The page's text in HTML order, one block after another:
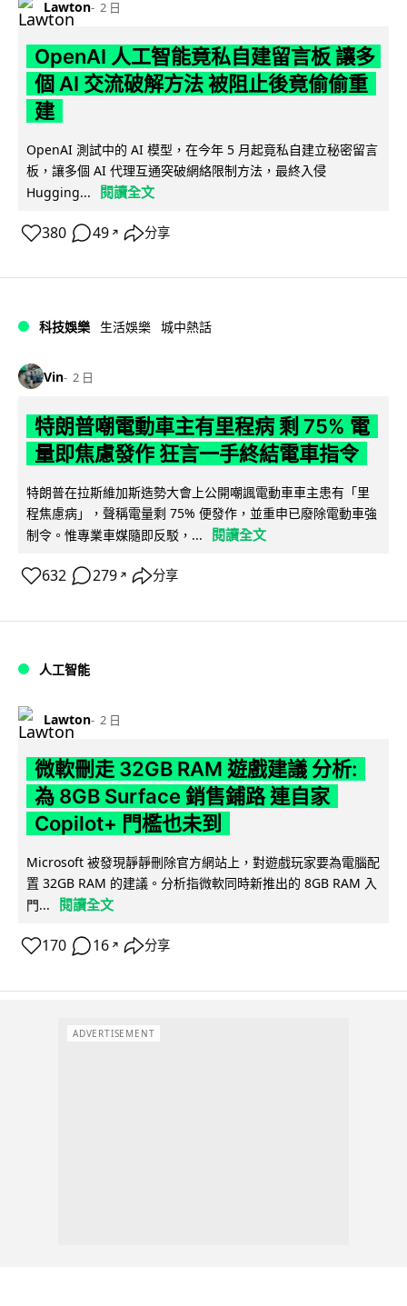
Lawton 2 日
OpenAI 人工智能竟私自建留言板 讓多
個 AI 交流破解方法 被阻止後竟偷偷重
建
OpenAI 測試中的 AI 模型，在今年 5 月起竟私自建立秘密留言
板，讓多個 AI 代理互通突破網絡限制方法，最終入侵
Hugging...
閱讀全文
380 49 ↗ 分享
科技娛樂 生活娛樂 城中熱話
Vin 2 日
特朗普嘲電動車主有里程病 剩 75% 電
量即焦慮發作 狂言一手終結電車指令
特朗普在拉斯維加斯造勢大會上公開嘲諷電動車車主患有「里
程焦慮病」，聲稱電量剩 75% 便發作，並重申已廢除電動車強
制令。惟專業車媒隨即反駁，...
閱讀全文
632 279 ↗ 分享
人工智能
Lawton 2 日
微軟刪走 32GB RAM 遊戲建議 分析:
為 8GB Surface 銷售鋪路 連自家
Copilot+ 門檻也未到
Microsoft 被發現靜靜刪除官方網站上，對遊戲玩家要為電腦配
置 32GB RAM 的建議。分析指微軟同時新推出的 8GB RAM 入
門...
閱讀全文
170 16 ↗ 分享
ADVERTISEMENT